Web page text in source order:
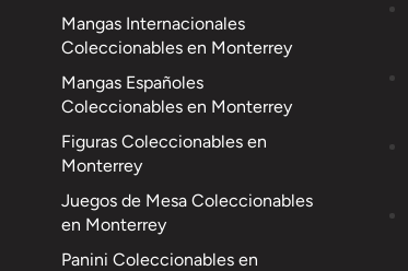
Mangas Internacionales
Coleccionables en Monterrey
Mangas Españoles
Coleccionables en Monterrey
Figuras Coleccionables en
Monterrey
Juegos de Mesa Coleccionables
en Monterrey
Panini Coleccionables en